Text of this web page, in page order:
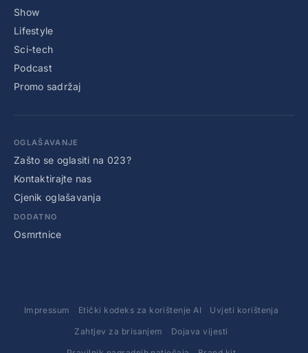
Show
Lifestyle
Sci-tech
Podcast
Promo sadržaj
OGLAŠAVANJE
Zašto se oglasiti na 023?
Kontaktirajte nas
Cjenik oglašavanja
DODATNO
Osmrtnice
Impressum Etički kodeks za korištenje AI Uvjeti korištenja
Zahtjev za brisanjem Dojava vijesti